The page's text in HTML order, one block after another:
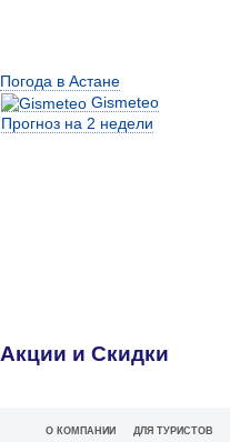
Погода в Астане
Gismeteo
Прогноз на 2 недели
Акции и Скидки
О КОМПАНИИ ДЛЯ ТУРИСТОВ